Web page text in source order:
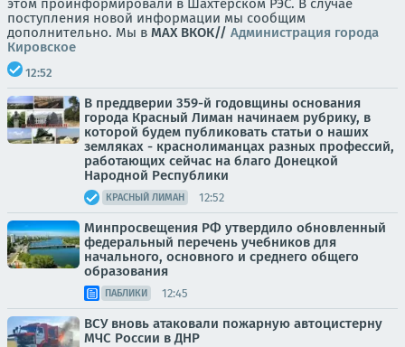
этом проинформировали в Шахтерском РЭС. В случае
поступления новой информации мы сообщим
дополнительно. Мы в МАХ ВКОК// Администрация города
Кировское
12:52
В преддверии 359-й годовщины основания
города Красный Лиман начинаем рубрику, в
которой будем публиковать статьи о наших
земляках - краснолиманцах разных профессий,
работающих сейчас на благо Донецкой
Народной Республики
КРАСНЫЙ ЛИМАН 12:52
Минпросвещения РФ утвердило обновленный
федеральный перечень учебников для
начального, основного и среднего общего
образования
ПАБЛИКИ 12:45
ВСУ вновь атаковали пожарную автоцистерну
МЧС России в ДНР